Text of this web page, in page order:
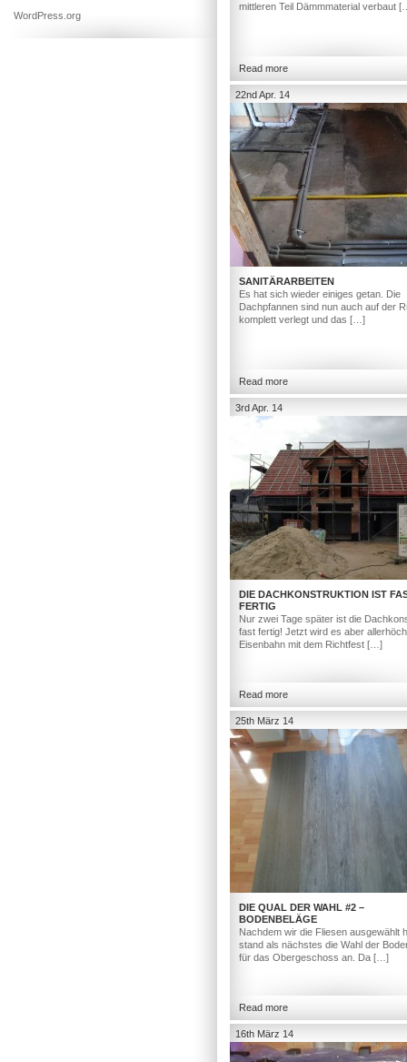
mittleren Teil Dämmmaterial verbaut
Read more
22nd Apr. 14
SANITÄRARBEITEN
Es hat sich wieder einiges getan. Die
Dachpfannen sind nun auch auf der
komplett verlegt und das […]
Read more
3rd Apr. 14
DIE DACHKONSTRUKTION IST
FERTIG
Nur zwei Tage später ist die
fast fertig! Jetzt wird es aber
Eisenbahn mit dem Richtfest […]
Read more
25th März 14
DIE QUAL DER WAHL #2 –
BODENBELÄGE
Nachdem wir die Fliesen ausgewählt
stand als nächstes die Wahl der
für das Obergeschoss an. Da […]
Read more
16th März 14
WordPress.org